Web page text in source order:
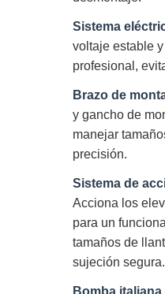
Sistema
voltaje estable
profesional,
Brazo de
y gancho de
manejar
precisión.
Sistema de
Acciona los
para un
tamaños de
sujeción segura.
Bomba